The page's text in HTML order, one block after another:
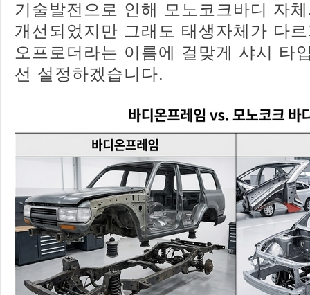
기술발전으로 인해 모노코크바디 자
개선되었지만 그래도 태생자체가 다
오프로더라는 이름에 걸맞게 샤시 타
선 설정하겠습니다.